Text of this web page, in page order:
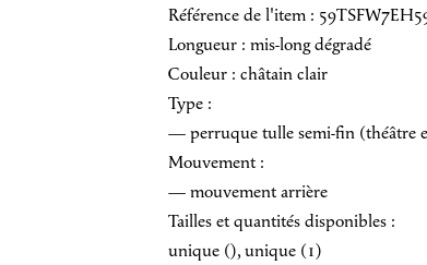
Référence de l'item :
Longueur : mis-long dégradé
Couleur : châtain clair
Type :
— perruque tulle semi-fin (théâtre
Mouvement :
— mouvement arrière
Tailles et quantités disponibles :
unique (), unique (1)